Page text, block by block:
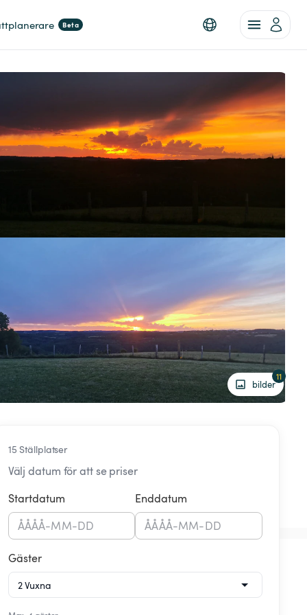
Beta
bilder
11
15 Ställplatser
Välj datum för att se priser
Startdatum
ÅÅÅÅ-MM-DD
Enddatum
ÅÅÅÅ-MM-DD
Gäster